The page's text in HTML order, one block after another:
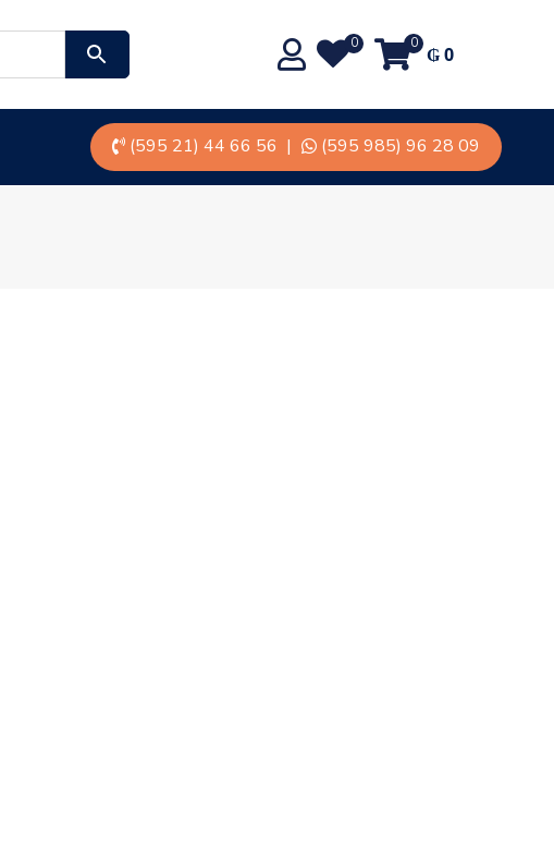
0 0 ₲0
(595 21) 44 66 56 | (595 985) 96 28 09